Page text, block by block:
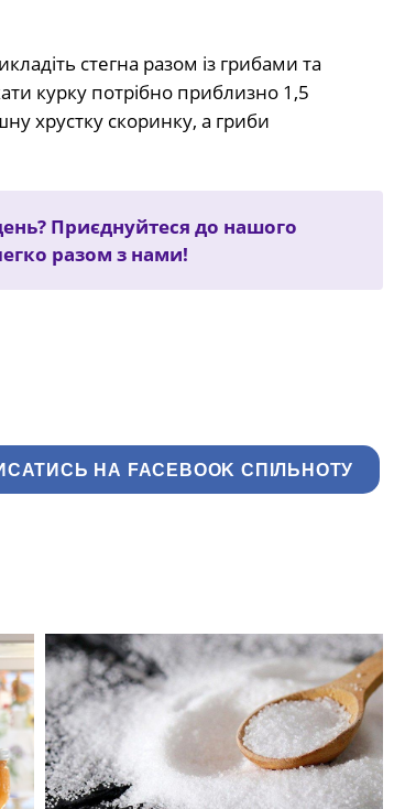
стегна разом із грибами та
курку потрібно приблизно 1,5
хрустку скоринку, а гриби
Приєднуйтеся до нашого
разом з нами!
НА FACEBOOK СПІЛЬНОТУ